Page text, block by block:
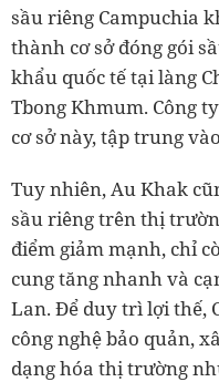
sầu riêng Campuchia
thành cơ sở đóng gói
khẩu quốc tế tại làng
Tbong Khmum. Công
cơ sở này, tập trung
Tuy nhiên, Au Khak
sầu riêng trên thị
điểm giảm mạnh, chỉ
cung tăng nhanh và
Lan. Để duy trì lợi thế,
công nghệ bảo quản,
dạng hóa thị trường